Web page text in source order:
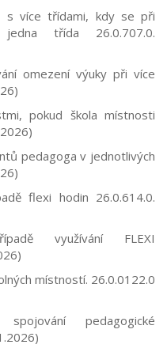
s více třídami, kdy se při
jedna třída 26.0.707.0.
omezení výuky při více
pokud škola místnosti
pedagoga v jednotlivých
flexi hodin 26.0.614.0.
využívání FLEXI
místností. 26.0.0122.0
pedagogické